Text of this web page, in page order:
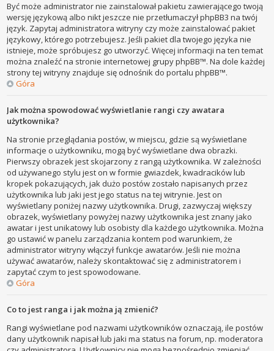
Być może administrator nie zainstalował pakietu zawierającego twoją
wersję językową albo nikt jeszcze nie przetłumaczył phpBB3 na twój
język. Zapytaj administratora witryny czy może zainstalować pakiet
językowy, którego potrzebujesz. Jeśli pakiet dla twojego języka nie
istnieje, może spróbujesz go utworzyć. Więcej informacji na ten temat
można znaleźć na stronie internetowej grupy phpBB™. Na dole każdej
strony tej witryny znajduje się odnośnik do portalu phpBB™.
Góra
Jak można spowodować wyświetlanie rangi czy awatara
użytkownika?
Na stronie przeglądania postów, w miejscu, gdzie są wyświetlane
informacje o użytkowniku, mogą być wyświetlane dwa obrazki.
Pierwszy obrazek jest skojarzony z rangą użytkownika. W zależności
od używanego stylu jest on w formie gwiazdek, kwadracików lub
kropek pokazujących, jak dużo postów zostało napisanych przez
użytkownika lub jaki jest jego status na tej witrynie. Jest on
wyświetlany poniżej nazwy użytkownika. Drugi, zazwyczaj większy
obrazek, wyświetlany powyżej nazwy użytkownika jest znany jako
awatar i jest unikatowy lub osobisty dla każdego użytkownika. Można
go ustawić w panelu zarządzania kontem pod warunkiem, że
administrator witryny włączył funkcje awatarów. Jeśli nie można
używać awatarów, należy skontaktować się z administratorem i
zapytać czym to jest spowodowane.
Góra
Co to jest ranga i jak można ją zmienić?
Rangi wyświetlane pod nazwami użytkowników oznaczają, ile postów
dany użytkownik napisał lub jaki ma status na forum, np. moderatora